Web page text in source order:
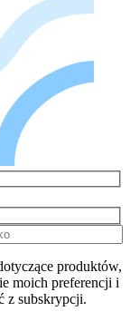
produktów,
moich preferencji i
z subskrypcji.